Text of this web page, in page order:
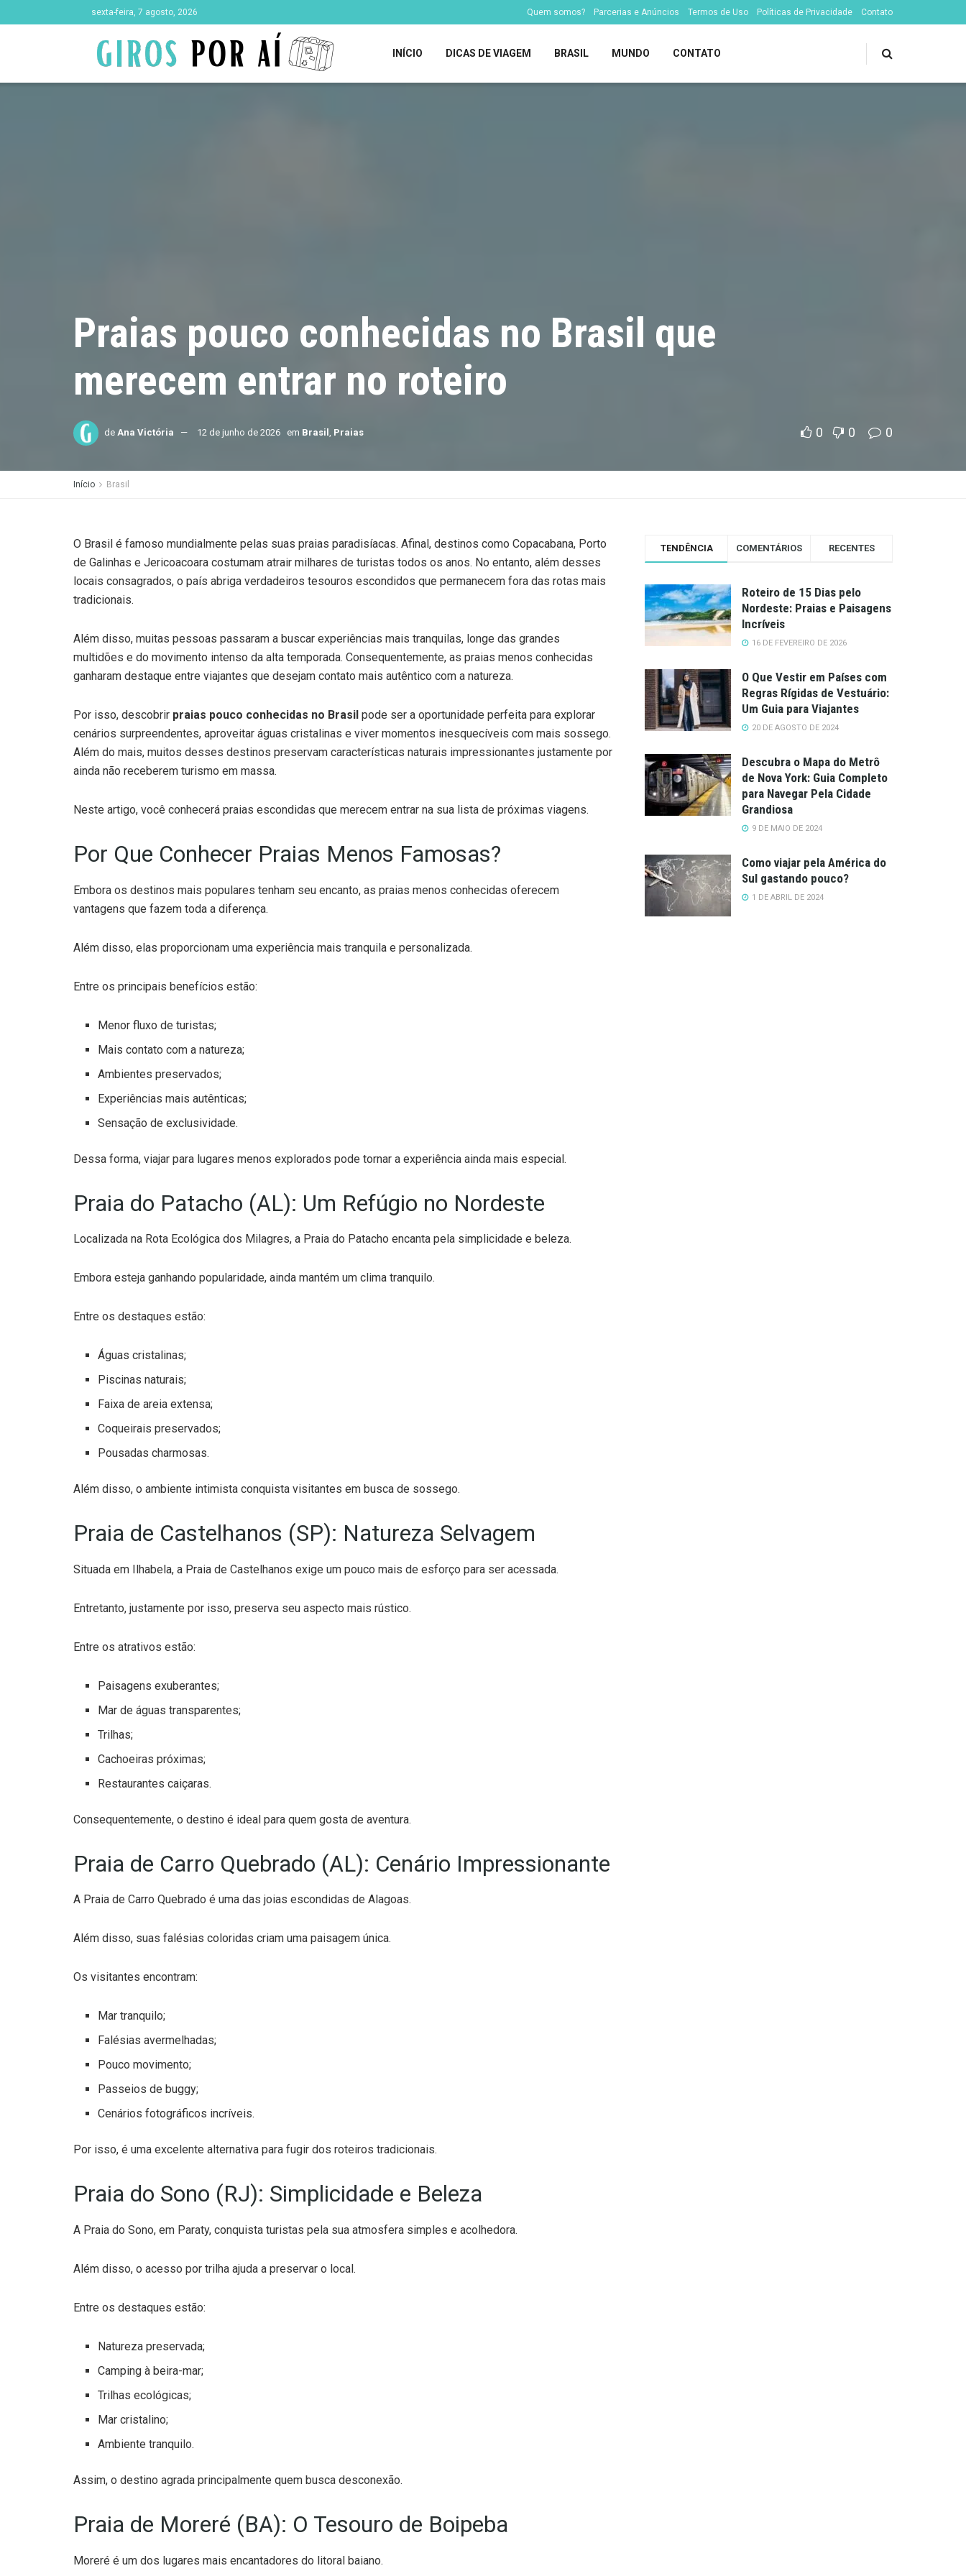
sexta-feira, 7 agosto, 2026 Quem somos? Parcerias e Anúncios Termos de Uso Políticas de Privacidade Contato
INÍCIO DICAS DE VIAGEM BRASIL MUNDO CONTATO
Praias pouco conhecidas no Brasil que
merecem entrar no roteiro
de Ana Victória 12 de junho de 2026 em Brasil Praias 0 0 0
Início Brasil
O Brasil é famoso mundialmente pelas suas praias paradisíacas. Afinal, destinos como Copacabana, Porto
de Galinhas e Jericoacoara costumam atrair milhares de turistas todos os anos. No entanto, além desses
locais consagrados, o país abriga verdadeiros tesouros escondidos que permanecem fora das rotas mais
tradicionais.
Além disso, muitas pessoas passaram a buscar experiências mais tranquilas, longe das grandes
multidões e do movimento intenso da alta temporada. Consequentemente, as praias menos conhecidas
ganharam destaque entre viajantes que desejam contato mais autêntico com a natureza.
Por isso, descobrir praias pouco conhecidas no Brasil pode ser a oportunidade perfeita para explorar
cenários surpreendentes, aproveitar águas cristalinas e viver momentos inesquecíveis com mais sossego.
Além do mais, muitos desses destinos preservam características naturais impressionantes justamente por
ainda não receberem turismo em massa.
Neste artigo, você conhecerá praias escondidas que merecem entrar na sua lista de próximas viagens.
Por Que Conhecer Praias Menos Famosas?
Embora os destinos mais populares tenham seu encanto, as praias menos conhecidas oferecem
vantagens que fazem toda a diferença.
Além disso, elas proporcionam uma experiência mais tranquila e personalizada.
Entre os principais benefícios estão:
Menor fluxo de turistas;
Mais contato com a natureza;
Ambientes preservados;
Experiências mais autênticas;
Sensação de exclusividade.
Dessa forma, viajar para lugares menos explorados pode tornar a experiência ainda mais especial.
Praia do Patacho (AL): Um Refúgio no Nordeste
Localizada na Rota Ecológica dos Milagres, a Praia do Patacho encanta pela simplicidade e beleza.
Embora esteja ganhando popularidade, ainda mantém um clima tranquilo.
Entre os destaques estão:
Águas cristalinas;
Piscinas naturais;
Faixa de areia extensa;
Coqueirais preservados;
Pousadas charmosas.
Além disso, o ambiente intimista conquista visitantes em busca de sossego.
Praia de Castelhanos (SP): Natureza Selvagem
Situada em Ilhabela, a Praia de Castelhanos exige um pouco mais de esforço para ser acessada.
Entretanto, justamente por isso, preserva seu aspecto mais rústico.
Entre os atrativos estão:
Paisagens exuberantes;
Mar de águas transparentes;
Trilhas;
Cachoeiras próximas;
Restaurantes caiçaras.
Consequentemente, o destino é ideal para quem gosta de aventura.
Praia de Carro Quebrado (AL): Cenário Impressionante
A Praia de Carro Quebrado é uma das joias escondidas de Alagoas.
Além disso, suas falésias coloridas criam uma paisagem única.
Os visitantes encontram:
Mar tranquilo;
Falésias avermelhadas;
Pouco movimento;
Passeios de buggy;
Cenários fotográficos incríveis.
Por isso, é uma excelente alternativa para fugir dos roteiros tradicionais.
Praia do Sono (RJ): Simplicidade e Beleza
A Praia do Sono, em Paraty, conquista turistas pela sua atmosfera simples e acolhedora.
Além disso, o acesso por trilha ajuda a preservar o local.
Entre os destaques estão:
Natureza preservada;
Camping à beira-mar;
Trilhas ecológicas;
Mar cristalino;
Ambiente tranquilo.
Assim, o destino agrada principalmente quem busca desconexão.
Praia de Moreré (BA): O Tesouro de Boipeba
Moreré é um dos lugares mais encantadores do litoral baiano.
TENDÊNCIA COMENTÁRIOS RECENTES
Roteiro de 15 Dias pelo
Nordeste: Praias e Paisagens
Incríveis
16 DE FEVEREIRO DE 2026
O Que Vestir em Países com
Regras Rígidas de Vestuário:
Um Guia para Viajantes
20 DE AGOSTO DE 2024
Descubra o Mapa do Metrô
de Nova York: Guia Completo
para Navegar Pela Cidade
Grandiosa
9 DE MAIO DE 2024
Como viajar pela América do
Sul gastando pouco?
1 DE ABRIL DE 2024